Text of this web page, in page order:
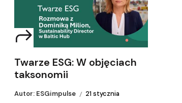
Twarze ESG: W objęciach
taksonomii
Autor: ESGimpulse 21 stycznia